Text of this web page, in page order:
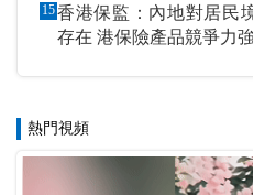
15香港保監：內地對居民
熱門視頻